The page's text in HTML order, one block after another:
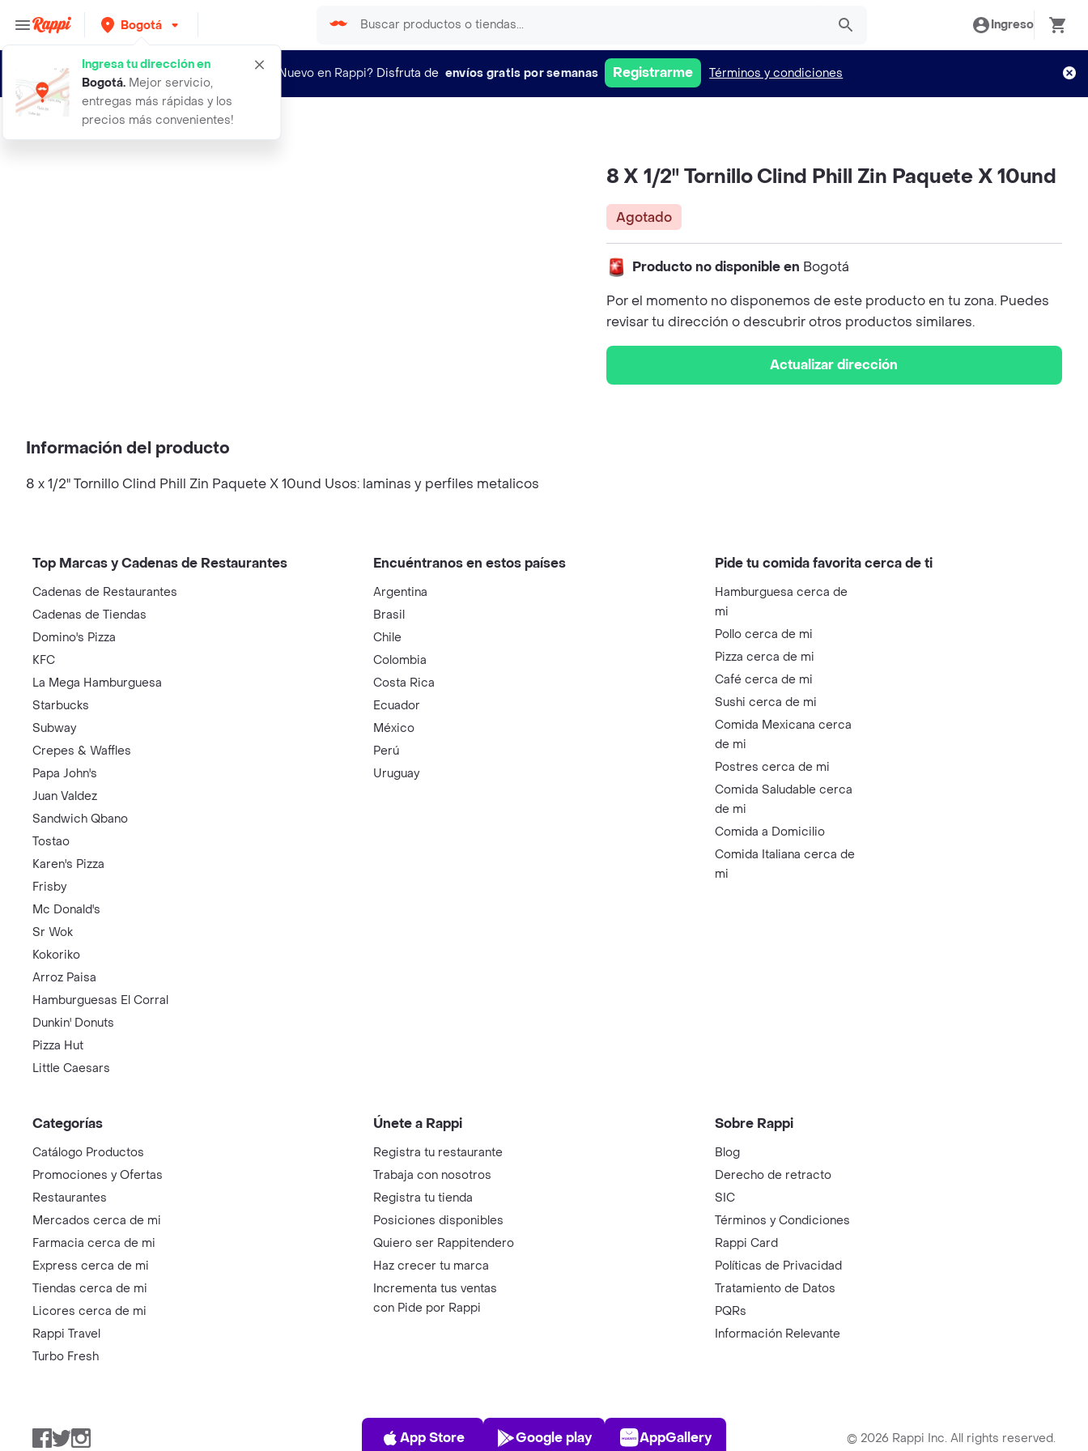
Bogotá
Ingresa tu dirección en
Bogotá. Mejor servicio,
entregas más rápidas y los
precios más convenientes!
Ingreso
¿Nuevo en Rappi? Disfruta de envíos gratis por semanas Registrarme Términos y condiciones
8 x 12 tornillo clind phill zin paq
8 X 1/2" Tornillo Clind Phill Zin Paquete X 10und
Agotado
Producto no disponible en Bogotá
Por el momento no disponemos de este producto en tu zona. Puedes
revisar tu dirección o descubrir otros productos similares.
Actualizar dirección
Información del producto
8 x 1/2" Tornillo Clind Phill Zin Paquete X 10und Usos: laminas y perfiles metalicos
Top Marcas y Cadenas de Restaurantes
Cadenas de Restaurantes
Cadenas de Tiendas
Domino's Pizza
KFC
La Mega Hamburguesa
Starbucks
Subway
Crepes & Waffles
Papa John's
Juan Valdez
Sandwich Qbano
Tostao
Karen's Pizza
Frisby
Mc Donald's
Sr Wok
Kokoriko
Arroz Paisa
Hamburguesas El Corral
Dunkin' Donuts
Pizza Hut
Little Caesars
Encuéntranos en estos países
Argentina
Brasil
Chile
Colombia
Costa Rica
Ecuador
México
Perú
Uruguay
Pide tu comida favorita cerca de ti
Hamburguesa cerca de
mi
Pollo cerca de mi
Pizza cerca de mi
Café cerca de mi
Sushi cerca de mi
Comida Mexicana cerca
de mi
Postres cerca de mi
Comida Saludable cerca
de mi
Comida a Domicilio
Comida Italiana cerca de
mi
Categorías
Catálogo Productos
Promociones y Ofertas
Restaurantes
Mercados cerca de mi
Farmacia cerca de mi
Express cerca de mi
Tiendas cerca de mi
Licores cerca de mi
Rappi Travel
Turbo Fresh
Únete a Rappi
Registra tu restaurante
Trabaja con nosotros
Registra tu tienda
Posiciones disponibles
Quiero ser Rappitendero
Haz crecer tu marca
Incrementa tus ventas
con Pide por Rappi
Sobre Rappi
Blog
Derecho de retracto
SIC
Términos y Condiciones
Rappi Card
Políticas de Privacidad
Tratamiento de Datos
PQRs
Información Relevante
Facebook
TwitterInstagram
App Store
App Store
Play Store
Google play
AppGallery
AppGallery © 2026 Rappi Inc. All rights reserved.